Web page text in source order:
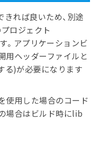
れば良いため、別途
ロジェクト
。アプリケーションビ
用ヘッダーファイルと
)が必要になります
使用した場合のコード
場合はビルド時にlib